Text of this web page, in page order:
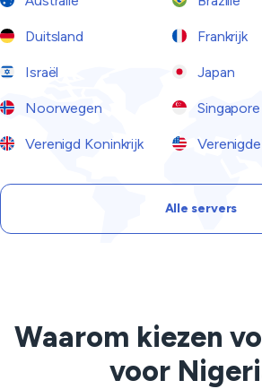
Duitsland Frankrijk
Israël Japan
Noorwegen Singapore
Verenigd Koninkrijk
Alle servers
Waarom kiezen
voor